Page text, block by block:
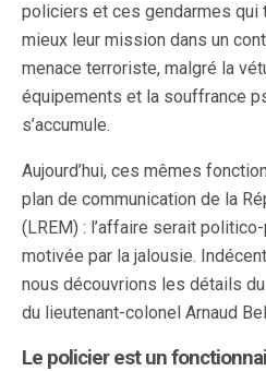
policiers et ces gendarmes qui
mieux leur mission dans un
menace terroriste, malgré la
équipements et la souffrance
s’accumule.
Aujourd’hui, ces mêmes
plan de communication de la
(LREM) : l’affaire serait
motivée par la jalousie.
nous découvrions les détails
du lieutenant-colonel Arnaud
Le policier est un